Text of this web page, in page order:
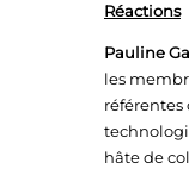
Réactions
Pauline
les
référentes
hâte de